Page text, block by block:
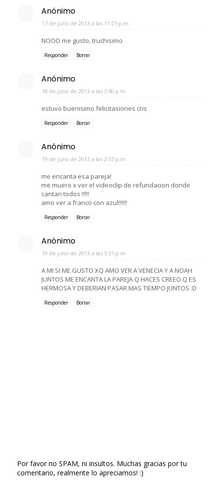
Anónimo
17 de julio de 2013 a las 11:21 p.m.
NOOO me gusto, truchisimo
Responder Borrar
Anónimo
18 de julio de 2013 a las 3:40 p.m.
estuvo buenisimo felicitasiones cris
Responder Borrar
Anónimo
19 de julio de 2013 a las 2:03 p.m.
me encanta esa pareja!
me muero x ver el videoclip de refundacion donde
cantan todos !!!!!
amo ver a franco con azul!!!!!!
Responder Borrar
Anónimo
19 de julio de 2013 a las 5:31 p.m.
A MI SI ME GUSTO XQ AMO VER A VENECIA Y A NOAH
JUNTOS ME ENCANTA LA PAREJA Q HACES CREEO Q ES
HERMOSA Y DEBERIAN PASAR MAS TIEMPO JUNTOS :D
Responder Borrar
Por favor no SPAM, ni insultos. Muchas gracias por tu
comentario, realmente lo apreciamos! :)